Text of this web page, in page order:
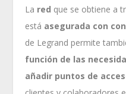
La red que se obtiene a
está asegurada con
de Legrand permite
función de las
añadir puntos de